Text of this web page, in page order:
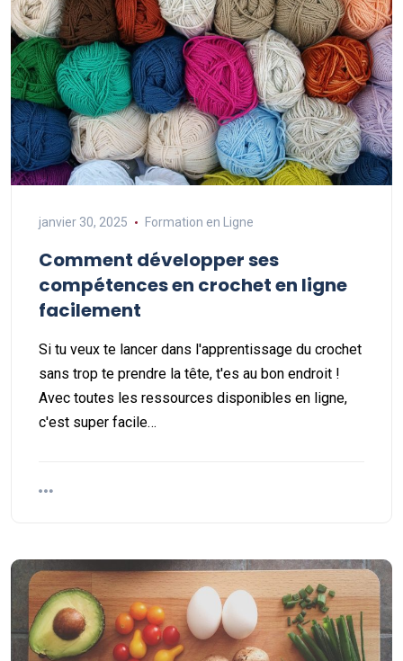
janvier 30, 2025 Formation en Ligne
Comment développer ses
compétences en crochet en ligne
facilement
Si tu veux te lancer dans l'apprentissage du crochet
sans trop te prendre la tête, t'es au bon endroit !
Avec toutes les ressources disponibles en ligne,
c'est super facile…